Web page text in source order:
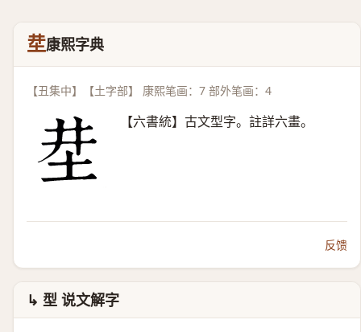
坓康熙字典
【丑集中】【土字部】 康熙笔画：7 部外笔画：4
【六書統】古文型字。註詳六畫。
反馈
↳ 型 说文解字